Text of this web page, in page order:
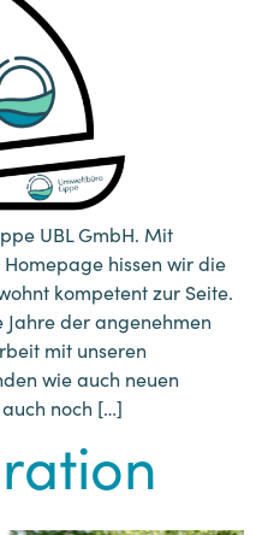
UBL GmbH. Mit
hissen wir die
kompetent zur Seite.
Jahre der angenehmen
mit unseren
wie auch neuen
noch […]